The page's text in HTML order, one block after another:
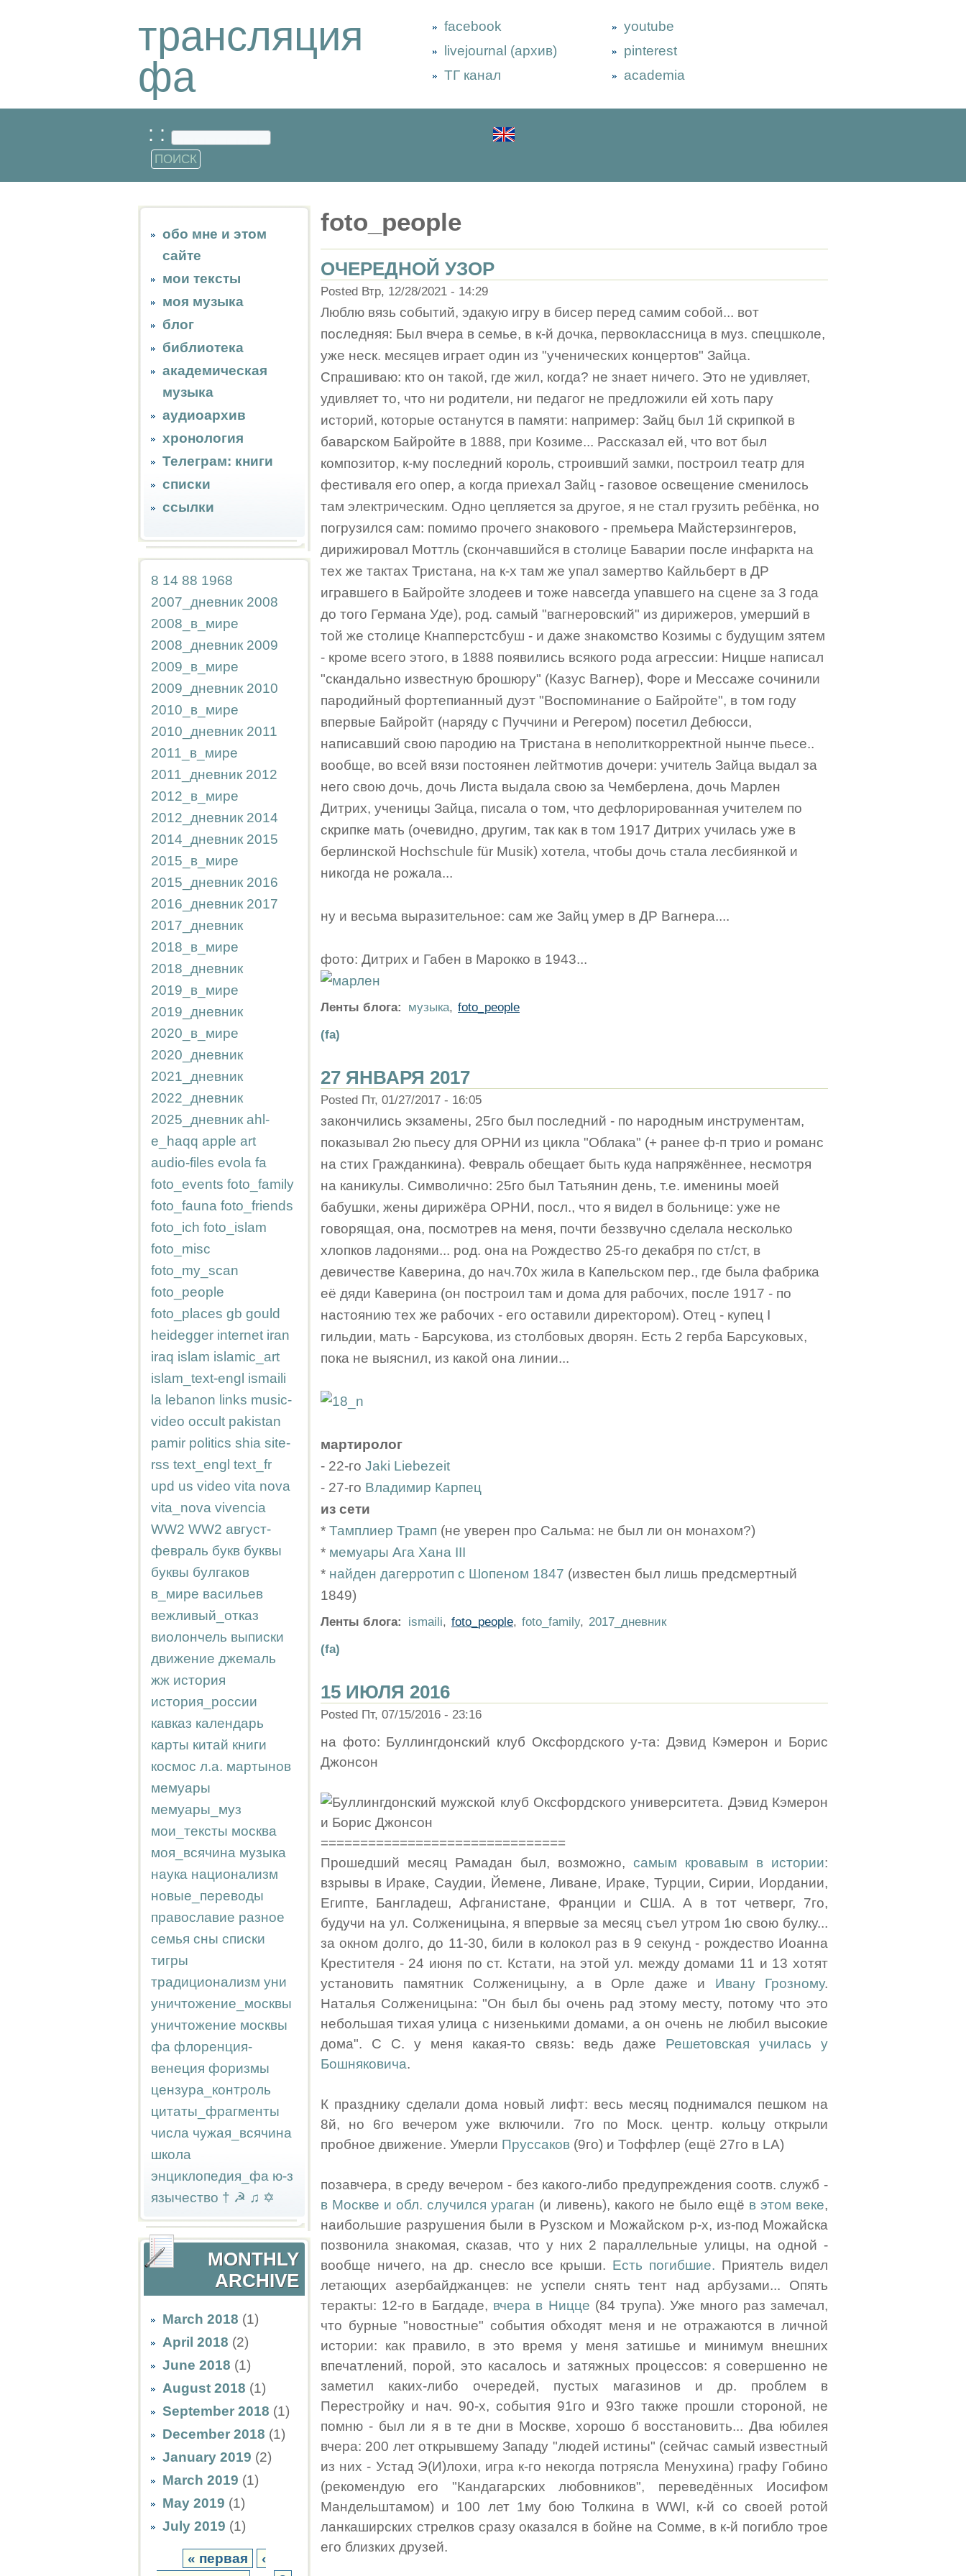
трансляция
фа
facebook
livejournal (архив)
ТГ канал
youtube
pinterest
academia
: :
обо мне и этом
сайте
мои тексты
моя музыка
блог
библиотека
академическая
музыка
аудиоархив
хронология
Телеграм: книги
списки
ссылки
8 14 88 1968
2007_дневник 2008
2008_в_мире
2008_дневник 2009
2009_в_мире
2009_дневник 2010
2010_в_мире
2010_дневник 2011
2011_в_мире
2011_дневник 2012
2012_в_мире
2012_дневник 2014
2014_дневник 2015
2015_в_мире
2015_дневник 2016
2016_дневник 2017
2017_дневник
2018_в_мире
2018_дневник
2019_в_мире
2019_дневник
2020_в_мире
2020_дневник
2021_дневник
2022_дневник
2025_дневник ahl-
e_haqq apple art
audio-files evola fa
foto_events foto_family
foto_fauna foto_friends
foto_ich foto_islam
foto_misc
foto_my_scan
foto_people
foto_places gb gould
heidegger internet iran
iraq islam islamic_art
islam_text-engl ismaili
la lebanon links music-
video occult pakistan
pamir politics shia site-
rss text_engl text_fr
upd us video vita nova
vita_nova vivencia
WW2 WW2 август-
февраль букв буквы
буквы булгаков
в_мире васильев
вежливый_отказ
виолончель выписки
движение джемаль
жж история
история_россии
кавказ календарь
карты китай книги
космос л.а. мартынов
мемуары
мемуары_муз
мои_тексты москва
моя_всячина музыка
наука национализм
новые_переводы
православие разное
семья сны списки
тигры
традиционализм уни
уничтожение_москвы
уничтожение москвы
фа флоренция-
венеция форизмы
цензура_контроль
цитаты_фрагменты
числа чужая_всячина
школа
энциклопедия_фа ю-з
язычество † ☭ ♫ ✡
MONTHLY
ARCHIVE
March 2018 (1)
April 2018 (2)
June 2018 (1)
August 2018 (1)
September 2018 (1)
December 2018 (1)
January 2019 (2)
March 2019 (1)
May 2019 (1)
July 2019 (1)
« первая
‹
foto_people
ОЧЕРЕДНОЙ УЗОР
Posted Втр, 12/28/2021 - 14:29
Люблю вязь событий, эдакую игру в бисер перед самим собой... вот
последняя: Был вчера в семье, в к-й дочка, первоклассница в муз. спецшколе,
уже неск. месяцев играет один из "ученических концертов" Зайца.
Спрашиваю: кто он такой, где жил, когда? не знает ничего. Это не удивляет,
удивляет то, что ни родители, ни педагог не предложили ей хоть пару
историй, которые останутся в памяти: например: Зайц был 1й скрипкой в
баварском Байройте в 1888, при Козиме... Рассказал ей, что вот был
композитор, к-му последний король, строивший замки, построил театр для
фестиваля его опер, а когда приехал Зайц - газовое освещение сменилось
там электрическим. Одно цепляется за другое, я не стал грузить ребёнка, но
погрузился сам: помимо прочего знакового - премьера Майстерзингеров,
дирижировал Моттль (скончавшийся в столице Баварии после инфаркта на
тех же тактах Тристана, на к-х там же упал замертво Кайльберт в ДР
игравшего в Байройте злодеев и тоже навсегда упавшего на сцене за 3 года
до того Германа Уде), род. самый "вагнеровский" из дирижеров, умерший в
той же столице Кнапперстсбуш - и даже знакомство Козимы с будущим зятем
- кроме всего этого, в 1888 появились всякого рода агрессии: Ницше написал
"скандально известную брошюру" (Казус Вагнер), Форе и Мессаже сочинили
пародийный фортепианный дуэт "Воспоминание о Байройте", в том году
впервые Байройт (наряду с Пуччини и Регером) посетил Дебюсси,
написавший свою пародию на Тристана в неполиткорректной нынче пьесе..
вообще, во всей вязи постоянен лейтмотив дочери: учитель Зайца выдал за
него свою дочь, дочь Листа выдала свою за Чемберлена, дочь Марлен
Дитрих, ученицы Зайца, писала о том, что дефлорированная учителем по
скрипке мать (очевидно, другим, так как в том 1917 Дитрих училась уже в
берлинской Hochschule für Musik) хотела, чтобы дочь стала лесбиянкой и
никогда не рожала...
ну и весьма выразительное: сам же Зайц умер в ДР Вагнера....
фото: Дитрих и Габен в Марокко в 1943...
Ленты блога: музыка, foto_people
(fa)
27 ЯНВАРЯ 2017
Posted Пт, 01/27/2017 - 16:05
закончились экзамены, 25го был последний - по народным инструментам,
показывал 2ю пьесу для ОРНИ из цикла "Облака" (+ ранее ф-п трио и романс
на стих Гражданкина). Февраль обещает быть куда напряжённее, несмотря
на каникулы. Символично: 25го был Татьянин день, т.е. именины моей
бабушки, жены дирижёра ОРНИ, посл., что я видел в больнице: уже не
говорящая, она, посмотрев на меня, почти беззвучно сделала несколько
хлопков ладонями... род. она на Рождество 25-го декабря по ст/ст, в
девичестве Каверина, до нач.70х жила в Капельском пер., где была фабрика
её дяди Каверина (он построил там и дома для рабочих, после 1917 - по
настоянию тех же рабочих - его оставили директором). Отец - купец I
гильдии, мать - Барсукова, из столбовых дворян. Есть 2 герба Барсуковых,
пока не выяснил, из какой она линии...
мартиролог
- 22-го Jaki Liebezeit
- 27-го Владимир Карпец
из сети
* Тамплиер Трамп (не уверен про Сальма: не был ли он монахом?)
* мемуары Ага Хана III
* найден дагерротип с Шопеном 1847 (известен был лишь предсмертный
1849)
Ленты блога: ismaili, foto_people, foto_family, 2017_дневник
(fa)
15 ИЮЛЯ 2016
Posted Пт, 07/15/2016 - 23:16
на фото: Буллингдонский клуб Оксфордского у-та: Дэвид Кэмерон и Борис
Джонсон
===============================
Прошедший месяц Рамадан был, возможно, самым кровавым в истории:
взрывы в Ираке, Саудии, Йемене, Ливане, Ираке, Турции, Сирии, Иордании,
Египте, Бангладеш, Афганистане, Франции и США. А в тот четверг, 7го,
будучи на ул. Солженицына, я впервые за месяц съел утром 1ю свою булку...
за окном долго, до 11-30, били в колокол раз в 9 секунд - рождество Иоанна
Крестителя - 24 июня по ст. Кстати, на этой ул. между домами 11 и 13 хотят
установить памятник Солженицыну, а в Орле даже и Ивану Грозному.
Наталья Солженицына: "Он был бы очень рад этому месту, потому что это
небольшая тихая улица с низенькими домами, а он очень не любил высокие
дома". С С. у меня какая-то связь: ведь даже Решетовская училась у
Бошняковича.
К празднику сделали дома новый лифт: весь месяц поднимался пешком на
8й, но 6го вечером уже включили. 7го по Моск. центр. кольцу открыли
пробное движение. Умерли Пруссаков (9го) и Тоффлер (ещё 27го в LA)
позавчера, в среду вечером - без какого-либо предупреждения соотв. служб -
в Москве и обл. случился ураган (и ливень), какого не было ещё в этом веке,
наибольшие разрушения были в Рузском и Можайском р-х, из-под Можайска
позвонила знакомая, сказав, что у них 2 параллельные улицы, на одной -
вообще ничего, на др. снесло все крыши. Есть погибшие. Приятель видел
летающих азербайджанцев: не успели снять тент над арбузами... Опять
теракты: 12-го в Багдаде, вчера в Ницце (84 трупа). Уже много раз замечал,
что бурные "новостные" события обходят меня и не отражаются в личной
истории: как правило, в это время у меня затишье и минимум внешних
впечатлений, порой, это касалось и затяжных процессов: я совершенно не
заметил каких-либо очередей, пустых магазинов и др. проблем в
Перестройку и нач. 90-х, события 91го и 93го также прошли стороной, не
помню - был ли я в те дни в Москве, хорошо б восстановить... Два юбилея
вчера: 200 лет открывшему Западу "людей истины" (сейчас самый известный
из них - Устад Э(И)лохи, игра к-го некогда потрясла Менухина) графу Гобино
(рекомендую его "Кандагарских любовников", переведённых Иосифом
Мандельштамом) и 100 лет 1му бою Толкина в WWI, к-й со своей ротой
ланкаширских стрелков сразу оказался в бойне на Сомме, в к-й погибло трое
его близких друзей.